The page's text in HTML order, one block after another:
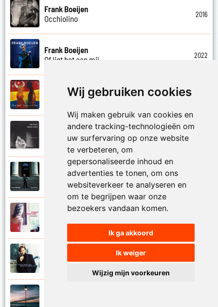
Wij gebruiken cookies
Wij maken gebruik van cookies en
andere tracking-technologieën om
uw surfervaring op onze website
te verbeteren, om
gepersonaliseerde inhoud en
advertenties te tonen, om ons
websiteverkeer te analyseren en
om te begrijpen waar onze
bezoekers vandaan komen.
Ik ga akkoord
Ik weiger
Wijzig mijn voorkeuren
Frank Boeijen
Occhiolino
2016
Frank Boeijen
Of ligt het aan mij
2022
Frank Boeijen
Frank Boeijen
Onschuld
Frank Boeijen
Op een dag
Frank Boeijen
Op het terras
Open de poorten